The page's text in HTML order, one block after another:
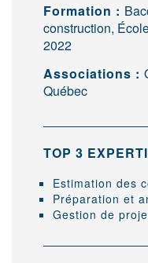
Formation :
construction,
2022
Associations :
Québec
TOP 3
Estimation des
Préparation et
Gestion de